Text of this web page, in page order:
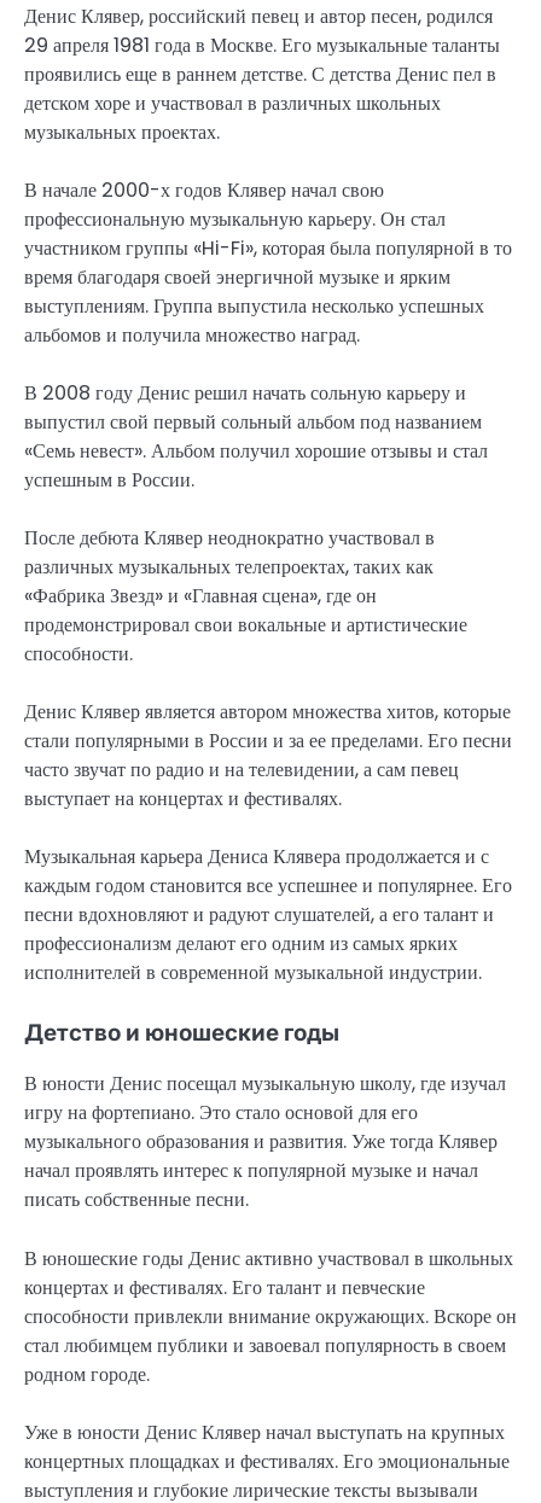
Денис Клявер, российский певец и автор песен, родился
29 апреля 1981 года в Москве. Его музыкальные таланты
проявились еще в раннем детстве. С детства Денис пел в
детском хоре и участвовал в различных школьных
музыкальных проектах.
В начале 2000-х годов Клявер начал свою
профессиональную музыкальную карьеру. Он стал
участником группы «Hi-Fi», которая была популярной в то
время благодаря своей энергичной музыке и ярким
выступлениям. Группа выпустила несколько успешных
альбомов и получила множество наград.
В 2008 году Денис решил начать сольную карьеру и
выпустил свой первый сольный альбом под названием
«Семь невест». Альбом получил хорошие отзывы и стал
успешным в России.
После дебюта Клявер неоднократно участвовал в
различных музыкальных телепроектах, таких как
«Фабрика Звезд» и «Главная сцена», где он
продемонстрировал свои вокальные и артистические
способности.
Денис Клявер является автором множества хитов, которые
стали популярными в России и за ее пределами. Его песни
часто звучат по радио и на телевидении, а сам певец
выступает на концертах и фестивалях.
Музыкальная карьера Дениса Клявера продолжается и с
каждым годом становится все успешнее и популярнее. Его
песни вдохновляют и радуют слушателей, а его талант и
профессионализм делают его одним из самых ярких
исполнителей в современной музыкальной индустрии.
Детство и юношеские годы
В юности Денис посещал музыкальную школу, где изучал
игру на фортепиано. Это стало основой для его
музыкального образования и развития. Уже тогда Клявер
начал проявлять интерес к популярной музыке и начал
писать собственные песни.
В юношеские годы Денис активно участвовал в школьных
концертах и фестивалях. Его талант и певческие
способности привлекли внимание окружающих. Вскоре он
стал любимцем публики и завоевал популярность в своем
родном городе.
Уже в юности Денис Клявер начал выступать на крупных
концертных площадках и фестивалях. Его эмоциональные
выступления и глубокие лирические тексты вызывали